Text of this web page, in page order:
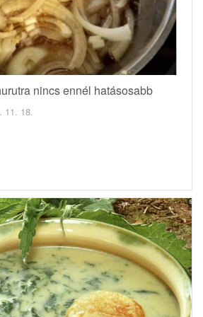
nincs ennél hatásosabb
11. 18.